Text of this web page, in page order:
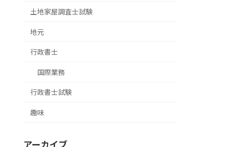
土地家屋調査士試験
地元
行政書士
国際業務
行政書士試験
趣味
アーカイブ